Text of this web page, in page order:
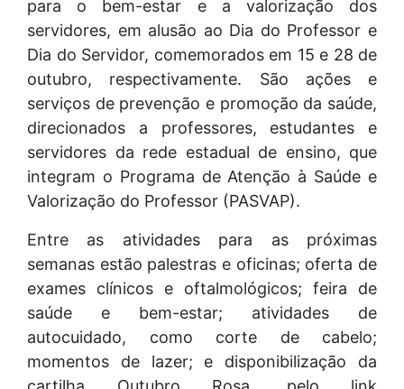
para o bem-estar e a valorização dos
servidores, em alusão ao Dia do Professor e
Dia do Servidor, comemorados em 15 e 28 de
outubro, respectivamente. São ações e
serviços de prevenção e promoção da saúde,
direcionados a professores, estudantes e
servidores da rede estadual de ensino, que
integram o Programa de Atenção à Saúde e
Valorização do Professor (PASVAP).
Entre as atividades para as próximas
semanas estão palestras e oficinas; oferta de
exames clínicos e oftalmológicos; feira de
saúde e bem-estar; atividades de
autocuidado, como corte de cabelo;
momentos de lazer; e disponibilização da